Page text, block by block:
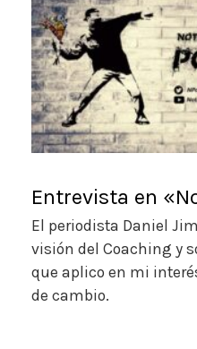
Entrevista en
El periodista Daniel
visión del Coaching y
que aplico en mi
de cambio.